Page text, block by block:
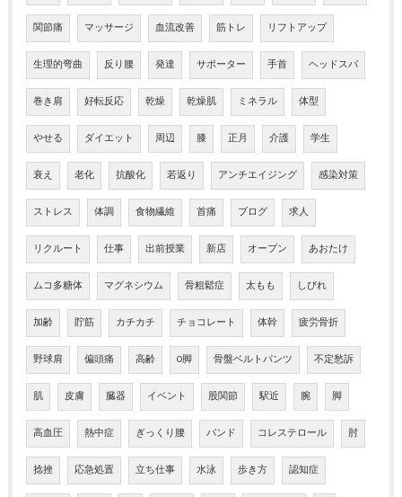
関節痛 マッサージ 血流改善 筋トレ リフトアップ
生理的弯曲 反り腰 発達 サポーター 手首 ヘッドスパ
巻き肩 好転反応 乾燥 乾燥肌 ミネラル 体型
やせる ダイエット 周辺 膝 正月 介護 学生
衰え 老化 抗酸化 若返り アンチエイジング 感染対策
ストレス 体調 食物繊維 首痛 ブログ 求人
リクルート 仕事 出前授業 新店 オープン あおたけ
ムコ多糖体 マグネシウム 骨粗鬆症 太もも しびれ
加齢 貯筋 カチカチ チョコレート 体幹 疲労骨折
野球肩 偏頭痛 高齢 O脚 骨盤ベルトパンツ 不定愁訴
肌 皮膚 臓器 イベント 股関節 駅近 腕 脚
高血圧 熱中症 ぎっくり腰 バンド コレステロール 肘
捻挫 応急処置 立ち仕事 水泳 歩き方 認知症